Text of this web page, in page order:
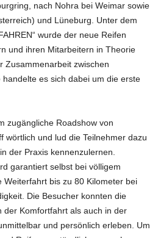
nach Nohra bei Weimar sowie
und Lüneburg. Unter dem
wurde der neue Reifen
und ihren Mitarbeitern in Theorie
Zusammenarbeit zwischen
es sich dabei um die erste
zugängliche Roadshow von
wörtlich und lud die Teilnehmer dazu
der Praxis kennenzulernen.
garantiert selbst bei völligem
Weiterfahrt bis zu 80 Kilometer bei
Die Besucher konnten die
der Komfortfahrt als auch in der
und persönlich erleben. Um